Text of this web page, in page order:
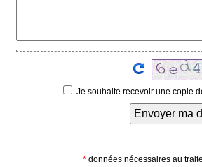
Accès
Je souhaite recevoir une copie
Envoyer ma
* données nécessaires au